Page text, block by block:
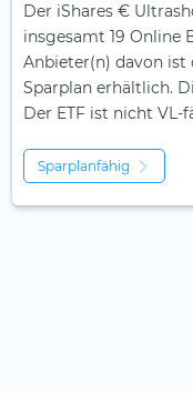
Der iShares €
insgesamt 19 Online
Anbieter(n) davon ist
Sparplan erhältlich.
Der ETF ist nicht VL-
Sparplanfähig